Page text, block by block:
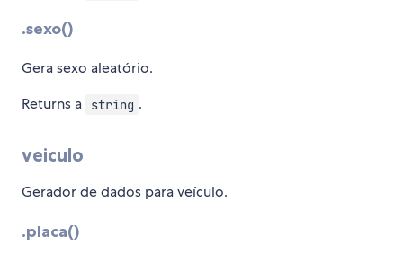
.sexo()
Gera sexo aleatório.
Returns a
string .
veiculo
Gerador de dados para veículo.
.placa()